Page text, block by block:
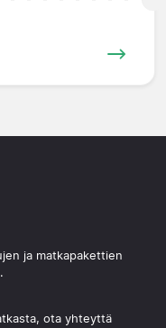
ja matkapakettien
ota yhteyttä